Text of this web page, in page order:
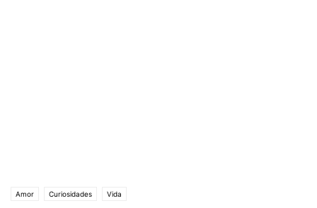
Amor Curiosidades Vida